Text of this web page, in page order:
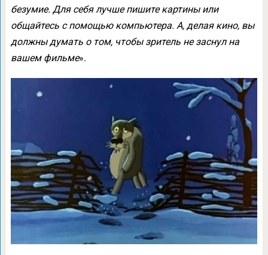
безумие. Для себя лучше пишите картины или
общайтесь с помощью компьютера. А, делая кино, вы
должны думать о том, чтобы зритель не заснул на
вашем фильме».